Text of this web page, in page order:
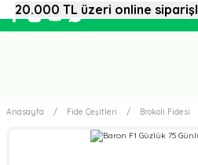
Anasayfa Fide Çeşitleri Brokoli Fidesi
20.000 TL üzeri online